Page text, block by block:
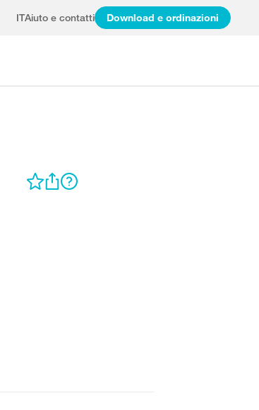
ITAiuto e contatti Download e ordinazioni